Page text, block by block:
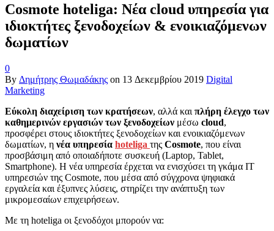
Cosmote hoteliga: Νέα cloud υπηρεσία για
ιδιοκτήτες ξενοδοχείων & ενοικιαζόμενων
δωματίων
0
By Δημήτρης Θωμαδάκης on 13 Δεκεμβρίου 2019 Digital
Marketing
Εύκολη διαχείριση των κρατήσεων, αλλά και πλήρη έλεγχο των
καθημερινών εργασιών των ξενοδοχείων μέσω cloud,
προσφέρει στους ιδιοκτήτες ξενοδοχείων και ενοικιαζόμενων
δωματίων, η νέα υπηρεσία hoteliga της Cosmote, που είναι
προσβάσιμη από οποιαδήποτε συσκευή (Laptop, Tablet,
Smartphone). Η νέα υπηρεσία έρχεται να ενισχύσει τη γκάμα ΙΤ
υπηρεσιών της Cosmote, που μέσα από σύγχρονα ψηφιακά
εργαλεία και έξυπνες λύσεις, στηρίζει την ανάπτυξη των
μικρομεσαίων επιχειρήσεων.
Με τη hoteliga οι ξενοδόχοι μπορούν να: